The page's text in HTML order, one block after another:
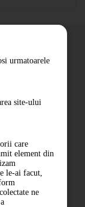
urmatoarele
site-ului
care
element din
le-ai facut,
ne